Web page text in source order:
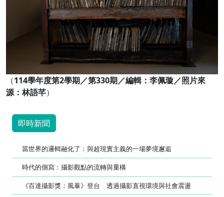
（114學年度第2學期／第330期／編輯：李佩璇／照片來
源：林語芊）
即時新聞
當世界的邏輯融化了：與超現實主義的一場夢境邂逅
時代的側寫：攝影觀點的流轉與重構
《百達攝影獎：風暴》登台 透過攝影直視環境與社會震盪